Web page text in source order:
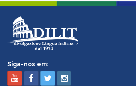
Siga-nos em: